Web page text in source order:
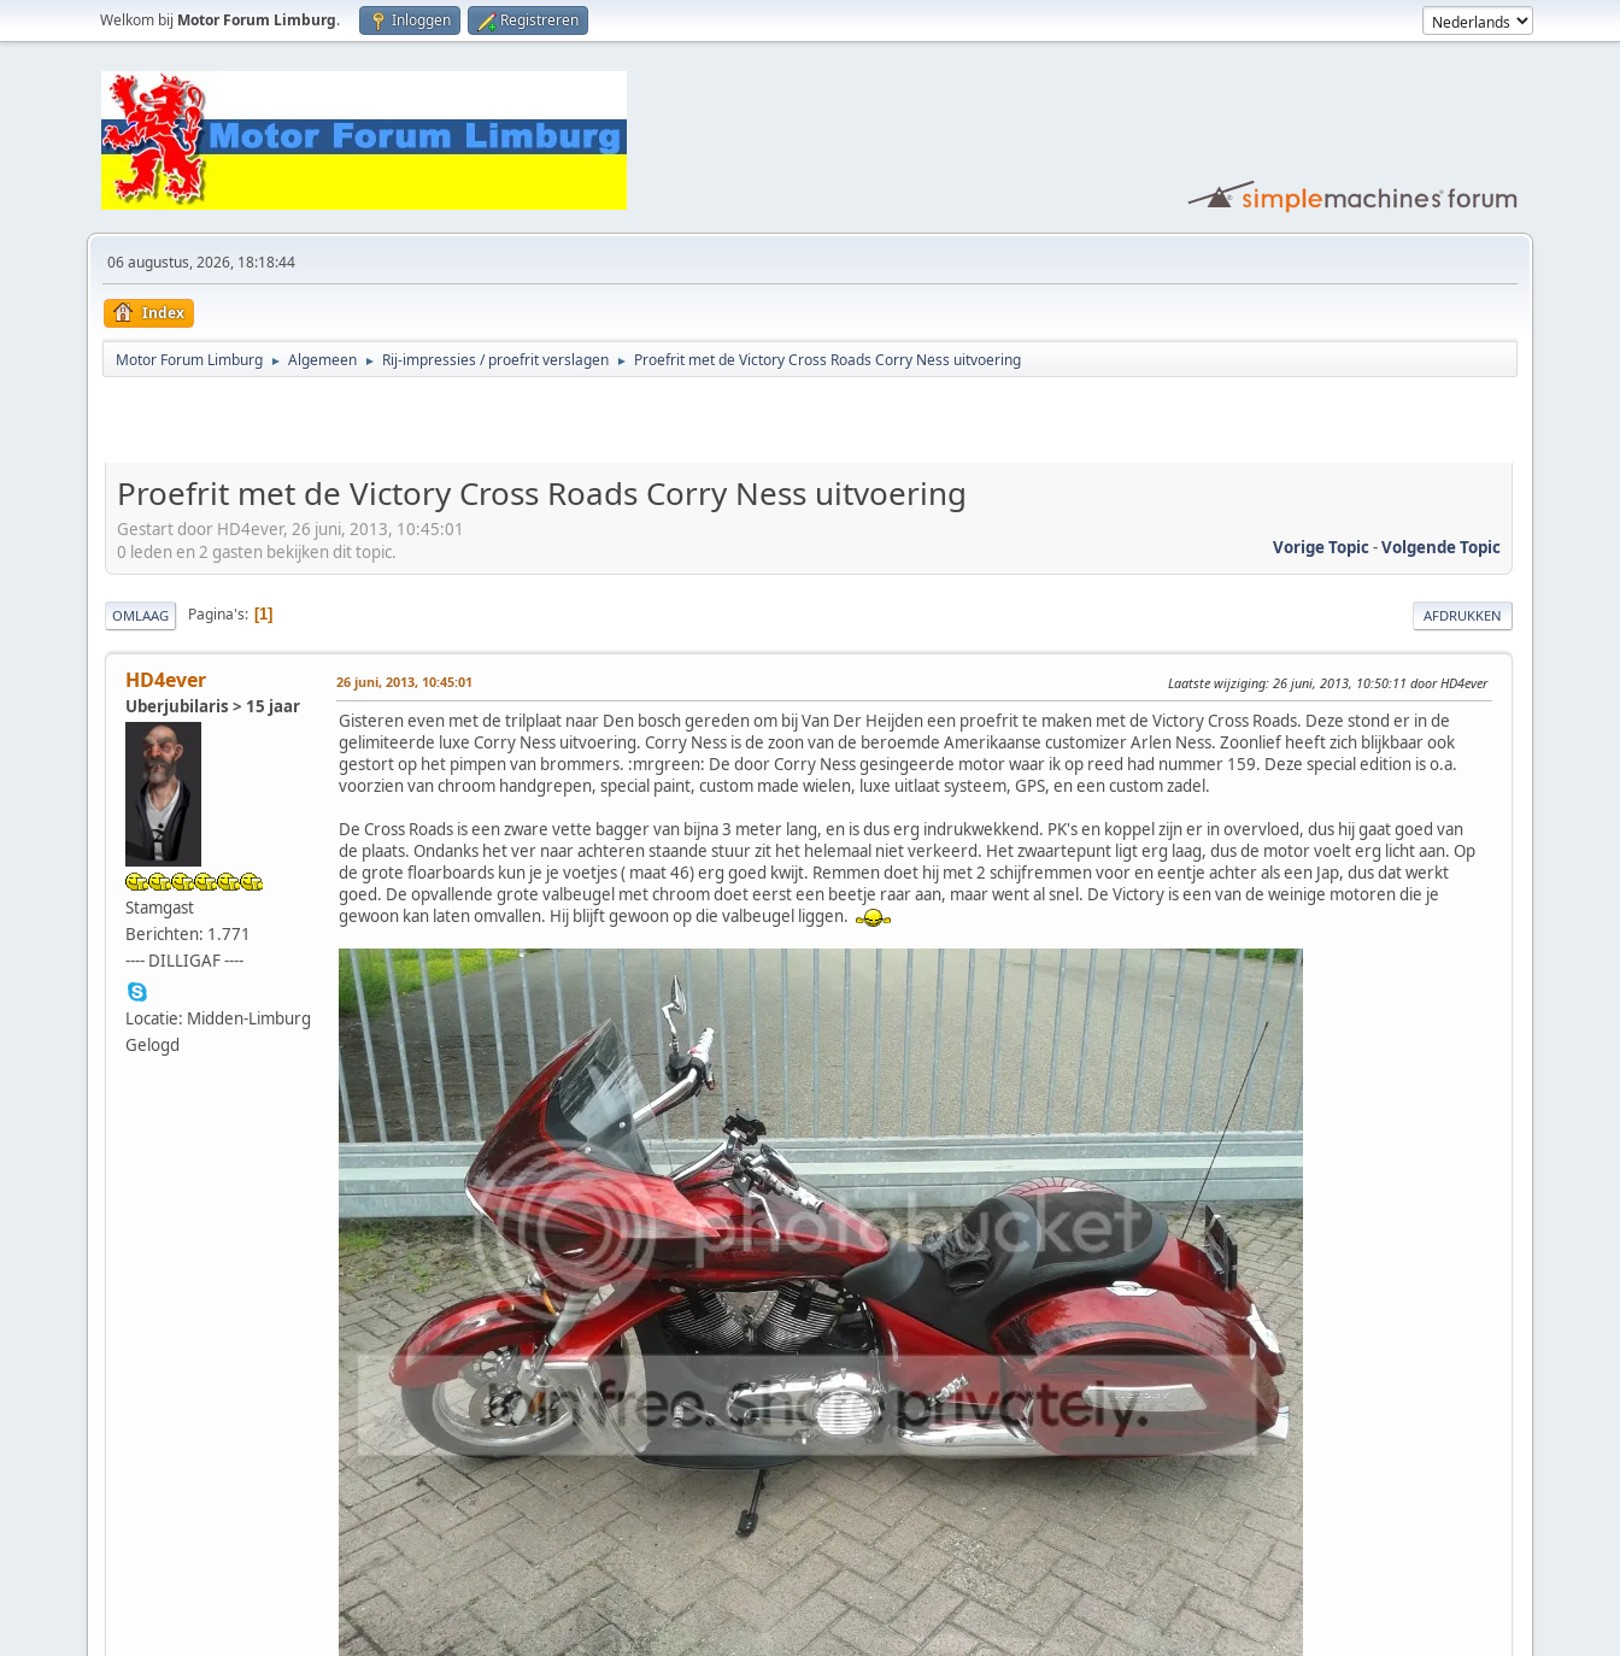
Welkom bij Motor Forum Limburg. Inloggen Registreren
06 augustus, 2026, 18:18:44
Index
Motor Forum Limburg ► Algemeen ► Rij-impressies / proefrit verslagen ► Proefrit met de Victory Cross Roads Corry Ness uitvoering
Proefrit met de Victory Cross Roads Corry Ness uitvoering
Gestart door HD4ever, 26 juni, 2013, 10:45:01
Vorige Topic-Volgende Topic
0 leden en 2 gasten bekijken dit topic.
AFDRUKKEN
OMLAAG Pagina's 1
HD4ever
Uberjubilaris > 15 jaar
Stamgast
Berichten: 1.771
---- DILLIGAF ----
Locatie: Midden-Limburg
Gelogd
26 juni, 2013, 10:45:01 Laatste wijziging: 26 juni, 2013, 10:50:11 door HD4ever
Gisteren even met de trilplaat naar Den bosch gereden om bij Van Der Heijden een proefrit te maken met de Victory Cross Roads. Deze stond er in de
gelimiteerde luxe Corry Ness uitvoering. Corry Ness is de zoon van de beroemde Amerikaanse customizer Arlen Ness. Zoonlief heeft zich blijkbaar ook
gestort op het pimpen van brommers. :mrgreen: De door Corry Ness gesingeerde motor waar ik op reed had nummer 159. Deze special edition is o.a.
voorzien van chroom handgrepen, special paint, custom made wielen, luxe uitlaat systeem, GPS, en een custom zadel.
De Cross Roads is een zware vette bagger van bijna 3 meter lang, en is dus erg indrukwekkend. PK's en koppel zijn er in overvloed, dus hij gaat goed van
de plaats. Ondanks het ver naar achteren staande stuur zit het helemaal niet verkeerd. Het zwaartepunt ligt erg laag, dus de motor voelt erg licht aan. Op
de grote floarboards kun je je voetjes ( maat 46) erg goed kwijt. Remmen doet hij met 2 schijfremmen voor en eentje achter als een Jap, dus dat werkt
goed. De opvallende grote valbeugel met chroom doet eerst een beetje raar aan, maar went al snel. De Victory is een van de weinige motoren die je
gewoon kan laten omvallen. Hij blijft gewoon op die valbeugel liggen.